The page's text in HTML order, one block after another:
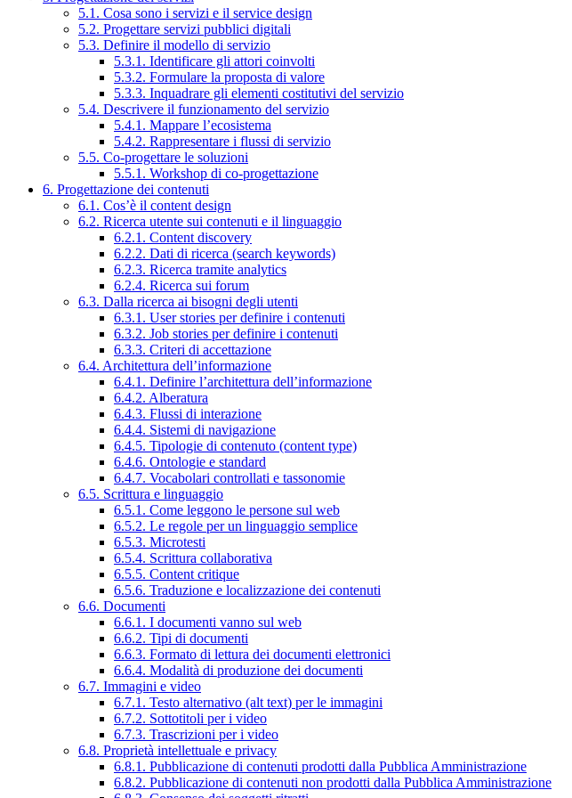
5.1. Cosa sono i servizi e il service design
5.2. Progettare servizi pubblici digitali
5.3. Definire il modello di servizio
5.3.1. Identificare gli attori coinvolti
5.3.2. Formulare la proposta di valore
5.3.3. Inquadrare gli elementi costitutivi del servizio
5.4. Descrivere il funzionamento del servizio
5.4.1. Mappare l’ecosistema
5.4.2. Rappresentare i flussi di servizio
5.5. Co-progettare le soluzioni
5.5.1. Workshop di co-progettazione
6. Progettazione dei contenuti
6.1. Cos’è il content design
6.2. Ricerca utente sui contenuti e il linguaggio
6.2.1. Content discovery
6.2.2. Dati di ricerca (search keywords)
6.2.3. Ricerca tramite analytics
6.2.4. Ricerca sui forum
6.3. Dalla ricerca ai bisogni degli utenti
6.3.1. User stories per definire i contenuti
6.3.2. Job stories per definire i contenuti
6.3.3. Criteri di accettazione
6.4. Architettura dell’informazione
6.4.1. Definire l’architettura dell’informazione
6.4.2. Alberatura
6.4.3. Flussi di interazione
6.4.4. Sistemi di navigazione
6.4.5. Tipologie di contenuto (content type)
6.4.6. Ontologie e standard
6.4.7. Vocabolari controllati e tassonomie
6.5. Scrittura e linguaggio
6.5.1. Come leggono le persone sul web
6.5.2. Le regole per un linguaggio semplice
6.5.3. Microtesti
6.5.4. Scrittura collaborativa
6.5.5. Content critique
6.5.6. Traduzione e localizzazione dei contenuti
6.6. Documenti
6.6.1. I documenti vanno sul web
6.6.2. Tipi di documenti
6.6.3. Formato di lettura dei documenti elettronici
6.6.4. Modalità di produzione dei documenti
6.7. Immagini e video
6.7.1. Testo alternativo (alt text) per le immagini
6.7.2. Sottotitoli per i video
6.7.3. Trascrizioni per i video
6.8. Proprietà intellettuale e privacy
6.8.1. Pubblicazione di contenuti prodotti dalla Pubblica Amministrazione
6.8.2. Pubblicazione di contenuti non prodotti dalla Pubblica Amministrazione